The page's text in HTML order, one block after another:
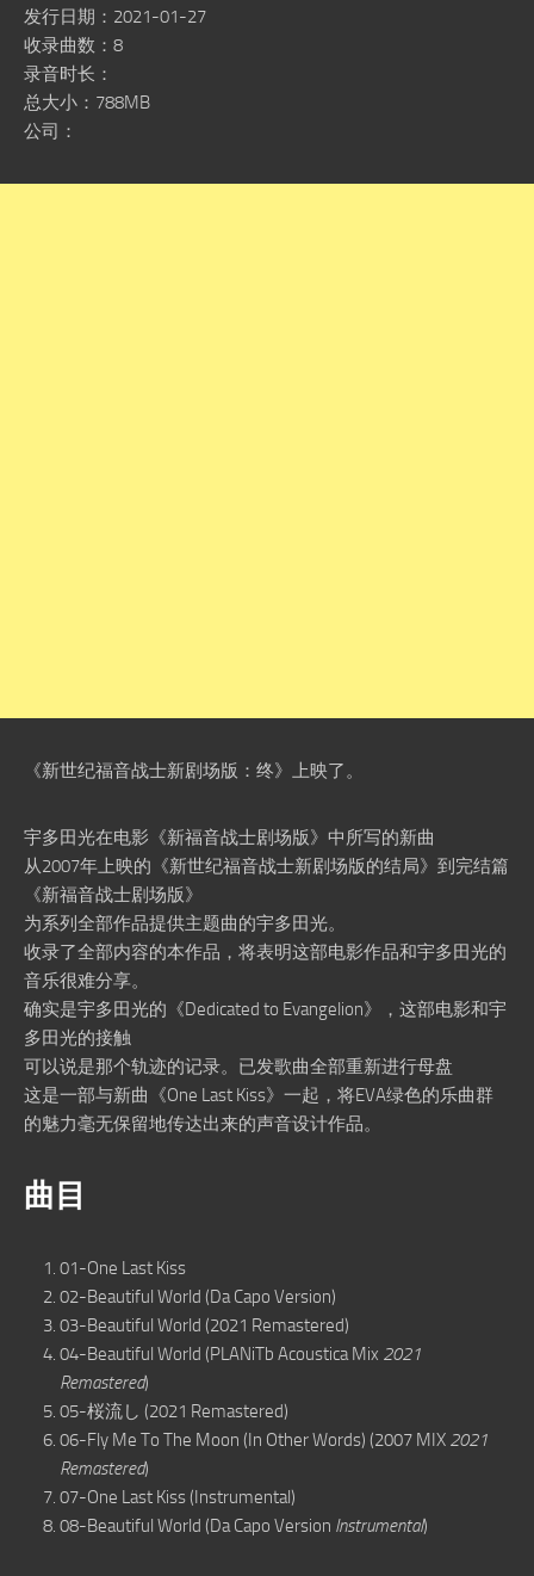
发行日期：2021-01-27
收录曲数：8
录音时长：
总大小：788MB
公司：
《新世纪福音战士新剧场版：终》上映了。
宇多田光在电影《新福音战士剧场版》中所写的新曲
从2007年上映的《新世纪福音战士新剧场版的结局》到完结篇
《新福音战士剧场版》
为系列全部作品提供主题曲的宇多田光。
收录了全部内容的本作品，将表明这部电影作品和宇多田光的
音乐很难分享。
确实是宇多田光的《Dedicated to Evangelion》，这部电影和宇
多田光的接触
可以说是那个轨迹的记录。已发歌曲全部重新进行母盘
这是一部与新曲《One Last Kiss》一起，将EVA绿色的乐曲群
的魅力毫无保留地传达出来的声音设计作品。
曲目
01-One Last Kiss
02-Beautiful World (Da Capo Version)
03-Beautiful World (2021 Remastered)
04-Beautiful World (PLANiTb Acoustica Mix 2021
Remastered)
05-桜流し (2021 Remastered)
06-Fly Me To The Moon (In Other Words) (2007 MIX 2021
Remastered)
07-One Last Kiss (Instrumental)
08-Beautiful World (Da Capo Version Instrumental)